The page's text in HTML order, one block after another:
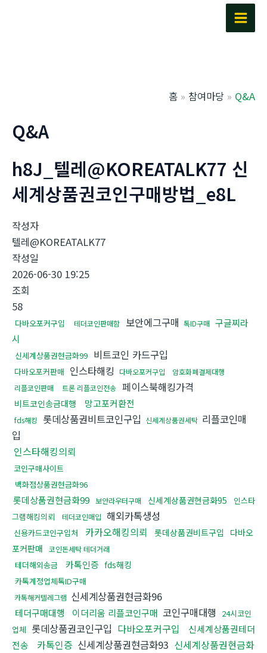
Main
홈 참여마당 Q&A
Q&A
h8J_텔레@KOREATALK77 신
세계상품권코인구매방법_e8L
작성자
텔레@KOREATALK77
작성일
2026-06-30 19:25
조회
58
다바오포커구입 테더코인판매함 보안에그구매 톡ID구매 구글찌라
시
신세계상품권현금화99 비트코인 카드구입
다바오포커판매 인스타해킹 다바오포커구입
암호화폐결제대행
리플코인판매
트론 리플코인전송 페이스북해킹가격
비트코인송금대행 망고포커환전
fds해킹 롯데상품권비트코인구입 신세계상품권세탁 리플코인매
입
인스타해킹의뢰
코인구매사이트
백화점상품권현금화96
롯데상품권현금화99 보안라우터구매 신세계상품권현금화95
인스타
그램해킹의뢰
테더코인매입 해외카톡생성
신용카드코인구입처 카카오해킹의뢰 롯데상품권비트구입
다바오
포커판매
코인돈세탁 테더거래
테더해외송금 카톡인증 fds해킹
카톡계정업체톡ID구매
카톡해커텔레그램 신세계상품권현금화96
테더구매대행 이더리움 리플코인구매 코인구매대행
24시코인
업체 롯데상품권코인구입 다바오포커구입
신세계상품권테더
전송
카톡인증 신세계상품권현금화93 신세계상품권현금화